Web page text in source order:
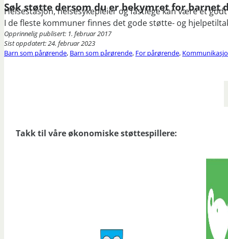
Søk støtte dersom du er bekymret for barnet
​Helsestasjon, helsesykepleier og fastlege kan være et
I de fleste kommuner finnes det gode støtte- og
Opprinnelig publisert: 1. februar 2017
Sist oppdatert: 24. februar 2023
Barn som pårørende, Barn som pårørende, For pårørende,
Takk til våre økonomiske støttespillere: